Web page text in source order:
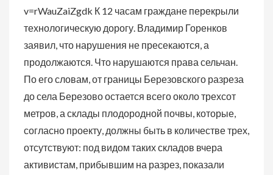
v=rWauZaiZgdk К 12 часам граждане перекрыли
технологическую дорогу. Владимир Горенков
заявил, что нарушения не пресекаются, а
продолжаются. Что нарушаются права сельчан.
По его словам, от границы Березовского разреза
до села Березово остается всего около трехсот
метров, а склады плодородной почвы, которые,
согласно проекту, должны быть в количестве трех,
отсутствуют: под видом таких складов вчера
активистам, прибывшим на разрез, показали